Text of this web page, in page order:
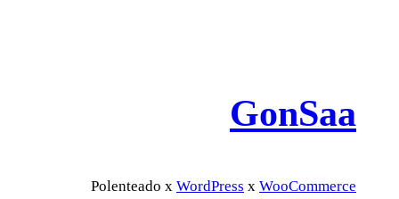
GonSaa
Polenteado x WordPress x WooCommerce